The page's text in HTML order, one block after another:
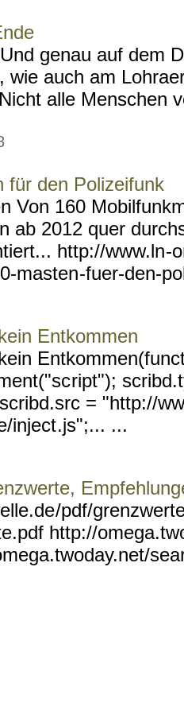
genau auf dem
wie auch am
alle Menschen
für den Polizeifunk
Von 160
ab 2012 quer
http://www.ln-
masten-fuer-den-
Entkommen
ript");
= "http://
inject.js";... ...
/pdf/
http://